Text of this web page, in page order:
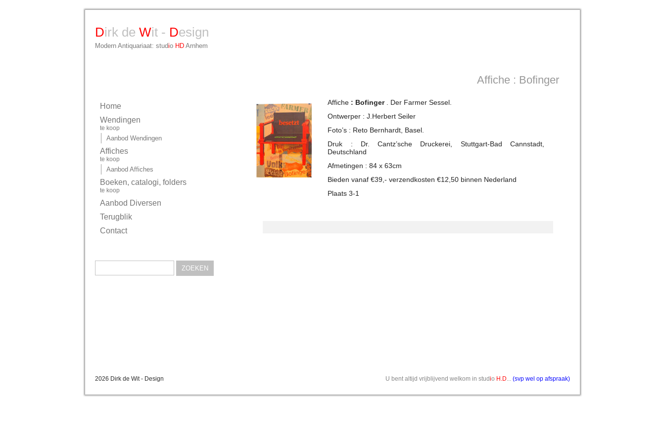
Dirk de Wit - Design
Modern Antiquariaat: studio HD Arnhem
Affiche : Bofinger
Affiche : Bofinger. Der Farmer Sessel.
Ontwerper : J.Herbert Seiler
Foto’s : Reto Bernhardt, Basel.
Druk : Dr. Cantz’sche Druckerei, Stuttgart-Bad Cannstadt,
Deutschland
Afmetingen : 84 x 63cm
Bieden vanaf €39,- verzendkosten €12,50 binnen Nederland
Plaats 3-1
Home
Wendingen
te koop
Aanbod Wendingen
Affiches
te koop
Aanbod Affiches
Boeken, catalogi, folders
te koop
Aanbod Diversen
Terugblik
Contact
naar:
2026 Dirk de Wit - Design U bent altijd vrijblijvend welkom in studio H.D... (svp wel op afspraak)